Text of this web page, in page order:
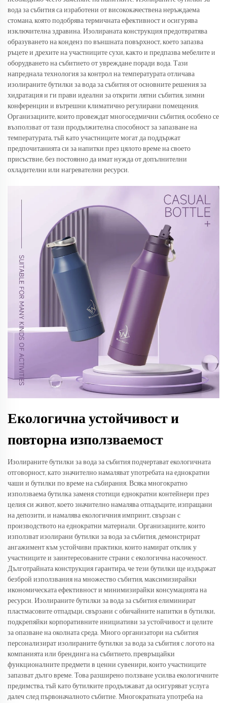
вода за събития са изработени от висококачествена неръждаема
стомана, която подобрява термичната ефективност и осигурява
изключителна здравина. Изолираната конструкция предотвратява
образуването на конденз по външната повърхност, което запазва
ръцете и дрехите на участниците сухи, както и предпазва мебелите и
оборудването на събитието от увреждане поради вода. Тази
напреднала технология за контрол на температурата отличава
изолираните бутилки за вода за събития от основните решения за
хидратация и ги прави идеални за открити лятни събития, зимни
конференции и вътрешни климатично регулирани помещения.
Организациите, които провеждат многоседмични събития, особено се
възползват от тази продължителна способност за запазване на
температурата, тъй като участниците могат да поддържат
предпочитанията си за напитки през цялото време на своето
присъствие, без постоянно да имат нужда от допълнителни
охладителни или нагревателни ресурси.
Екологична устойчивост и
повторна използваемост
Изолираните бутилки за вода за събития подчертават екологичната
отговорност, като значително намаляват употребата на еднократни
чаши и бутилки по време на събирания. Всяка многократно
използваема бутилка заменя стотици еднократни контейнери през
целия си живот, което значително намалява отпадъците, изпращани
на депозити, и намалява екологичния импринт, свързан с
производството на еднократни материали. Организациите, които
използват изолирани бутилки за вода за събития, демонстрират
ангажимент към устойчиви практики, които намират отклик у
участниците и заинтересованите страни с екологична насоченост.
Дълготрайната конструкция гарантира, че тези бутилки ще издържат
безброй използвания на множество събития, максимизирайки
икономическата ефективност и минимизирайки консумацията на
ресурси. Изолираните бутилки за вода за събития елиминират
пластмасовите отпадъци, свързани с обичайните напитки в бутилки,
подкрепяйки корпоративните инициативи за устойчивост и целите
за опазване на околната среда. Много организатори на събития
персонализират изолираните бутилки за вода за събития с логото на
компанията или брендинга на събитието, превръщайки
функционалните предмети в ценни сувенири, които участниците
запазват дълго време. Това разширено ползване усилва екологичните
предимства, тъй като бутилките продължават да осигуряват услуга
далеч след първоначалното събитие. Многократната употреба на